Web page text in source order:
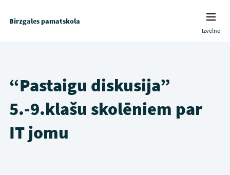
Birzgales pamatskola
Izvēlne
“Pastaigu diskusija”
5.-9.klašu skolēniem par
IT jomu